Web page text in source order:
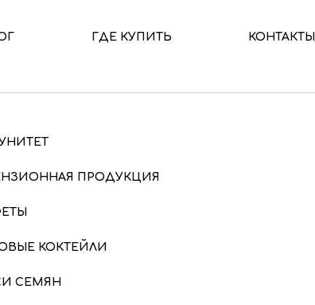
ГДЕ КУПИТЬ КОНТАКТЫ
ПРОДУКЦИЯ
КОКТЕЙЛИ
СЕМЯН